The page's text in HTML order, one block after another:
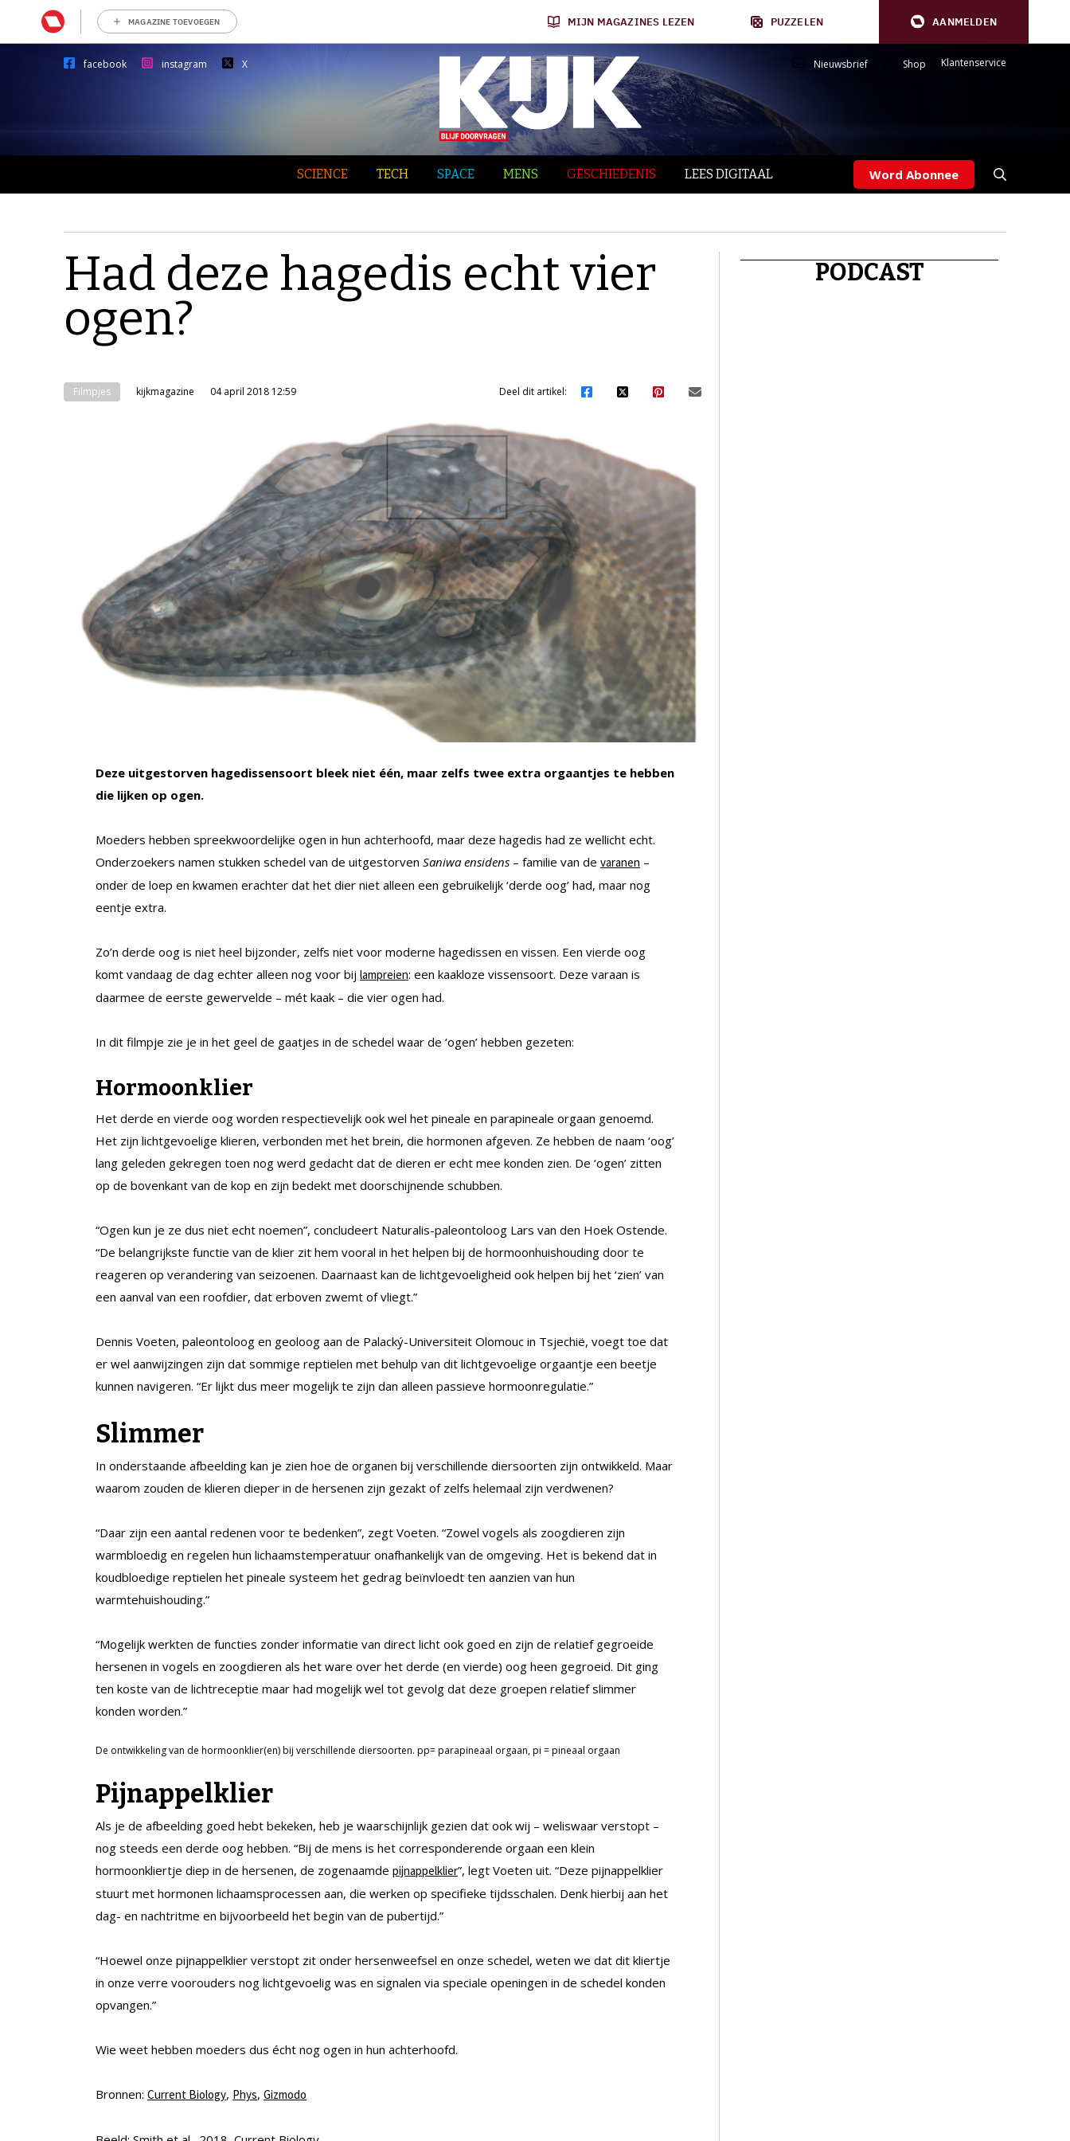
MAGAZINE TOEVOEGEN MIJN MAGAZINES LEZEN PUZZELEN AANMELDEN
facebook instagram X Nieuwsbrief Shop Klantenservice
SCIENCE TECH SPACE MENS GESCHIEDENIS LEES DIGITAAL Word Abonnee
Had deze hagedis echt vier
ogen?
Filmpjes kijkmagazine 04 april 2018 12:59 Deel dit artikel:
Deze uitgestorven hagedissensoort bleek niet één, maar zelfs twee extra orgaantjes te hebben
die lijken op ogen.
Moeders hebben spreekwoordelijke ogen in hun achterhoofd, maar deze hagedis had ze wellicht echt.
Onderzoekers namen stukken schedel van de uitgestorven Saniwa ensidens – familie van de varanen –
onder de loep en kwamen erachter dat het dier niet alleen een gebruikelijk ‘derde oog’ had, maar nog
eentje extra.
Zo’n derde oog is niet heel bijzonder, zelfs niet voor moderne hagedissen en vissen. Een vierde oog
komt vandaag de dag echter alleen nog voor bij lampreien: een kaakloze vissensoort. Deze varaan is
daarmee de eerste gewervelde – mét kaak – die vier ogen had.
In dit filmpje zie je in het geel de gaatjes in de schedel waar de ‘ogen’ hebben gezeten:
Hormoonklier
Het derde en vierde oog worden respectievelijk ook wel het pineale en parapineale orgaan genoemd.
Het zijn lichtgevoelige klieren, verbonden met het brein, die hormonen afgeven. Ze hebben de naam ‘oog’
lang geleden gekregen toen nog werd gedacht dat de dieren er echt mee konden zien. De ‘ogen’ zitten
op de bovenkant van de kop en zijn bedekt met doorschijnende schubben.
“Ogen kun je ze dus niet echt noemen”, concludeert Naturalis-paleontoloog Lars van den Hoek Ostende.
“De belangrijkste functie van de klier zit hem vooral in het helpen bij de hormoonhuishouding door te
reageren op verandering van seizoenen. Daarnaast kan de lichtgevoeligheid ook helpen bij het ‘zien’ van
een aanval van een roofdier, dat erboven zwemt of vliegt.”
Dennis Voeten, paleontoloog en geoloog aan de Palacký-Universiteit Olomouc in Tsjechië, voegt toe dat
er wel aanwijzingen zijn dat sommige reptielen met behulp van dit lichtgevoelige orgaantje een beetje
kunnen navigeren. “Er lijkt dus meer mogelijk te zijn dan alleen passieve hormoonregulatie.”
Slimmer
In onderstaande afbeelding kan je zien hoe de organen bij verschillende diersoorten zijn ontwikkeld. Maar
waarom zouden de klieren dieper in de hersenen zijn gezakt of zelfs helemaal zijn verdwenen?
“Daar zijn een aantal redenen voor te bedenken”, zegt Voeten. “Zowel vogels als zoogdieren zijn
warmbloedig en regelen hun lichaamstemperatuur onafhankelijk van de omgeving. Het is bekend dat in
koudbloedige reptielen het pineale systeem het gedrag beïnvloedt ten aanzien van hun
warmtehuishouding.”
“Mogelijk werkten de functies zonder informatie van direct licht ook goed en zijn de relatief gegroeide
hersenen in vogels en zoogdieren als het ware over het derde (en vierde) oog heen gegroeid. Dit ging
ten koste van de lichtreceptie maar had mogelijk wel tot gevolg dat deze groepen relatief slimmer
konden worden.”
De ontwikkeling van de hormoonklier(en) bij verschillende diersoorten. pp= parapineaal orgaan, pi = pineaal orgaan
Pijnappelklier
Als je de afbeelding goed hebt bekeken, heb je waarschijnlijk gezien dat ook wij – weliswaar verstopt –
nog steeds een derde oog hebben. “Bij de mens is het corresponderende orgaan een klein
hormoonkliertje diep in de hersenen, de zogenaamde pijnappelklier”, legt Voeten uit. “Deze pijnappelklier
stuurt met hormonen lichaamsprocessen aan, die werken op specifieke tijdsschalen. Denk hierbij aan het
dag- en nachtritme en bijvoorbeeld het begin van de pubertijd.”
“Hoewel onze pijnappelklier verstopt zit onder hersenweefsel en onze schedel, weten we dat dit kliertje
in onze verre voorouders nog lichtgevoelig was en signalen via speciale openingen in de schedel konden
opvangen.”
Wie weet hebben moeders dus écht nog ogen in hun achterhoofd.
Bronnen: Current Biology, Phys, Gizmodo
PODCAST